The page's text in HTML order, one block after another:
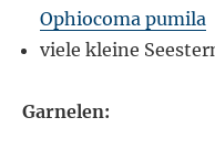
Ophiocoma pumila
viele kleine
Garnelen: